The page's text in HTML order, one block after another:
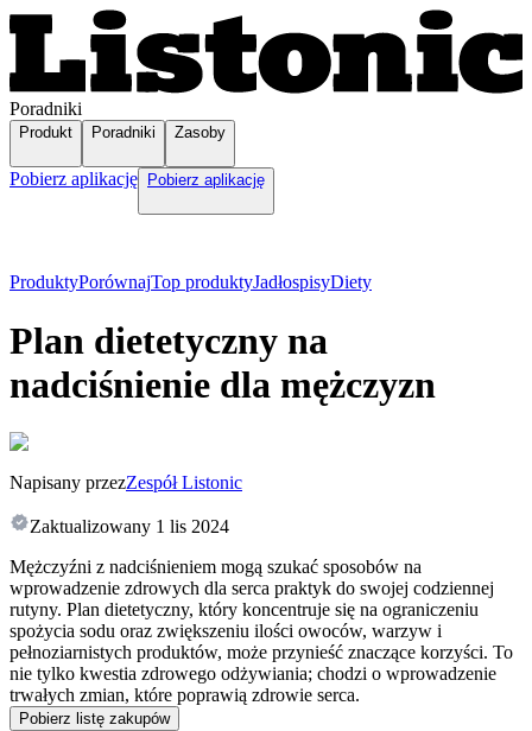
Poradniki
Produkt Poradniki Zasoby
Pobierz aplikację Pobierz aplikację
ProduktyPorównajTop produktyJadłospisyDiety
Plan dietetyczny na
nadciśnienie dla mężczyzn
Napisany przezZespół Listonic
Zaktualizowany 1 lis 2024
Mężczyźni z nadciśnieniem mogą szukać sposobów na
wprowadzenie zdrowych dla serca praktyk do swojej codziennej
rutyny. Plan dietetyczny, który koncentruje się na ograniczeniu
spożycia sodu oraz zwiększeniu ilości owoców, warzyw i
pełnoziarnistych produktów, może przynieść znaczące korzyści. To
nie tylko kwestia zdrowego odżywiania; chodzi o wprowadzenie
trwałych zmian, które poprawią zdrowie serca.
Pobierz listę zakupów